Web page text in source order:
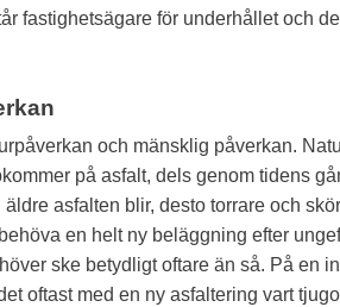
fastighetsägare för underhållet och
och mänsklig påverkan.
på asfalt, dels genom tidens
asfalten blir, desto torrare och
en helt ny beläggning efter
ske betydligt oftare än så. På en
oftast med en ny asfaltering vart